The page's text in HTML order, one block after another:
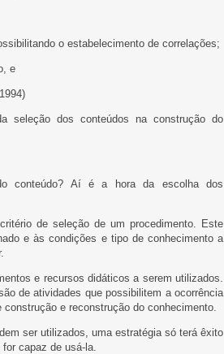
o estabelecimento de correlações;
e
seleção dos conteúdos na construção do
conteúdo? Aí é a hora da escolha dos
de seleção de um procedimento. Este
e às condições e tipo de conhecimento a
e recursos didáticos a serem utilizados.
de atividades que possibilitem a ocorrência
e reconstrução do conhecimento.
ser utilizados, uma estratégia só terá êxito
capaz de usá-la.